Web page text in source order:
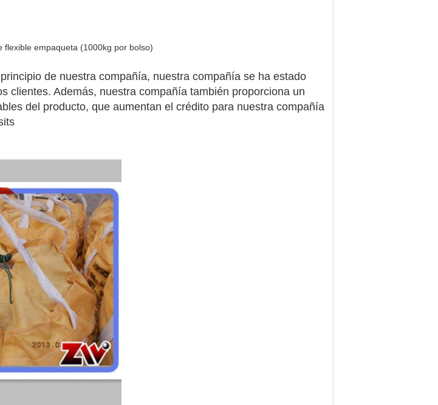
empaqueta (1000kg por bolso)
de nuestra compañía, nuestra compañía se ha estado
clientes. Además, nuestra compañía también proporciona un
del producto, que aumentan el crédito para nuestra compañía